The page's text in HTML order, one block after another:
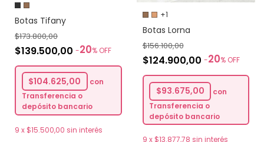
Botas Tifany
$139.500,00 -20% OFF
$173.800,00
$104.625,00
con
Transferencia o
depósito bancario
9 x $15.500,00 sin interés
+1
Botas Lorna
$124.900,00 -20% OFF
$156.100,00
$93.675,00
con
Transferencia o
depósito bancario
9 x $13.877,78 sin interés